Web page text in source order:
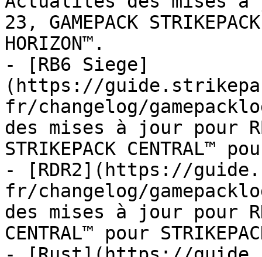
23, GAMEPACK
HORIZON™.
- [RB6 Siege]
(https://
fr/changelog/
des mises à jour pour
STRIKEPACK CENTRAL™
- [RDR2](https://
fr/changelog/
des mises à jour pour
CENTRAL™ pour